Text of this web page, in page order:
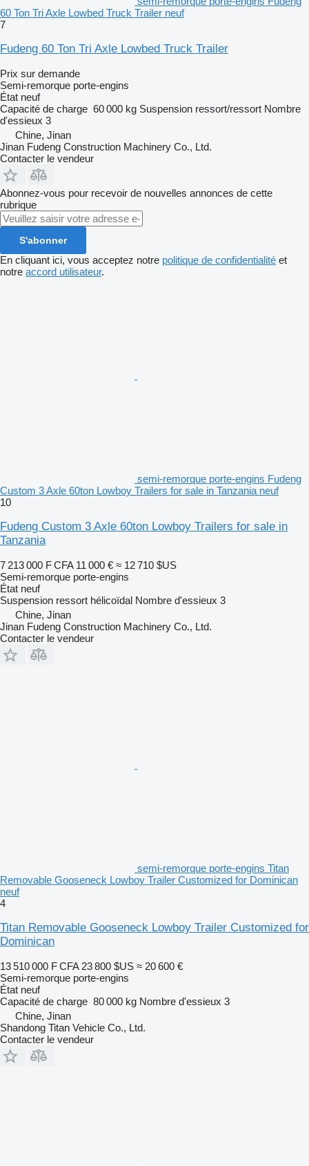
60 Ton Tri Axle Lowbed Truck Trailer neuf
7
Fudeng 60 Ton Tri Axle Lowbed Truck Trailer
Prix sur demande
Semi-remorque porte-engins
État neuf
Capacité de charge 60 000 kg Suspension ressort/ressort Nombre
d'essieux 3
Chine, Jinan
Jinan Fudeng Construction Machinery Co., Ltd.
Contacter le vendeur
Abonnez-vous pour recevoir de nouvelles annonces de cette
rubrique
S'abonner
En cliquant ici, vous acceptez notre politique de confidentialité et
notre accord utilisateur.
semi-remorque porte-engins Fudeng
Custom 3 Axle 60ton Lowboy Trailers for sale in Tanzania neuf
10
Fudeng Custom 3 Axle 60ton Lowboy Trailers for sale in
Tanzania
7 213 000 F CFA 11 000 € ≈ 12 710 $US
Semi-remorque porte-engins
État neuf
Suspension ressort hélicoïdal Nombre d'essieux 3
Chine, Jinan
Jinan Fudeng Construction Machinery Co., Ltd.
Contacter le vendeur
semi-remorque porte-engins Titan
Removable Gooseneck Lowboy Trailer Customized for Dominican
neuf
4
Titan Removable Gooseneck Lowboy Trailer Customized for
Dominican
13 510 000 F CFA 23 800 $US ≈ 20 600 €
Semi-remorque porte-engins
État neuf
Capacité de charge 80 000 kg Nombre d'essieux 3
Chine, Jinan
Shandong Titan Vehicle Co., Ltd.
Contacter le vendeur